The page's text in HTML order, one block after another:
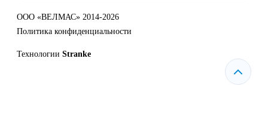
ООО «ВЕЛМАС» 2014-2026
Политика конфиденциальности
Технологии Stranke